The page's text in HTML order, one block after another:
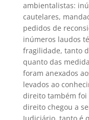
ambientalistas:
cautelares,
pedidos de
inúmeros laudos
fragilidade, tanto
quanto das
foram anexados
levados ao
direito também foi
direito chegou a